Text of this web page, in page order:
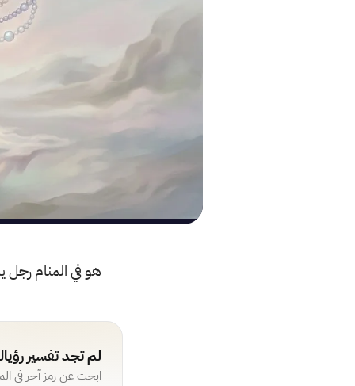
هو في المنام رجل
لم تجد تفسير
ابحث عن رمز آخر في